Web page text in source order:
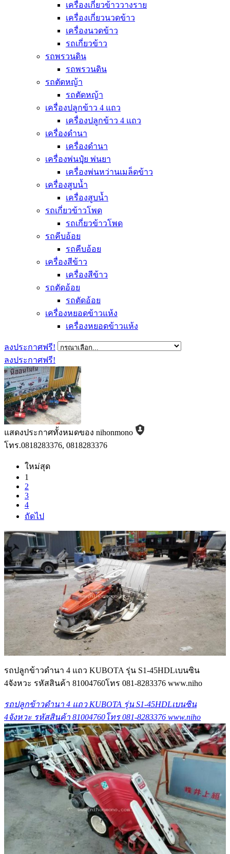
เครื่องเกี่ยวข้าววางราย
เครื่องเกี่ยวนวดข้าว
เครื่องนวดข้าว
รถเกี่ยวข้าว
รถพรวนดิน
รถพรวนดิน
รถตัดหญ้า
รถตัดหญ้า
เครื่องปลูกข้าว 4 แถว
เครื่องปลูกข้าว 4 แถว
เครื่องดำนา
เครื่องดำนา
เครื่องพ่นปุุ๋ย พ่นยา
เครื่องพ่นหว่านเมล็ดข้าว
เครื่องสูบน้ำ
เครื่องสูบน้ำ
รถเกี่ยวข้าวโพด
รถเกี่ยวข้าวโพด
รถคีบอ้อย
รถคีบอ้อย
เครื่องสีข้าว
เครื่องสีข้าว
รถตัดอ้อย
รถตัดอ้อย
เครื่องหยอดข้าวแห้ง
เครื่องหยอดข้าวแห้ง
ลงประกาศฟรี!
ลงประกาศฟรี!
แสดงประกาศทั้งหมดของ nihonmono
โทร.0818283376, 0818283376
ใหม่สุด
1
2
3
4
ถัดไป
รถปลูกข้าวดำนา 4 แถว KUBOTA รุ่น S1-45HDLเบนซิน
4จังหวะ รหัสสินค้า 81004760โทร 081-8283376 www.niho
รถปลูกข้าวดำนา 4 แถว KUBOTA รุ่น S1-45HDLเบนซิน
4จังหวะ รหัสสินค้า 81004760โทร 081-8283376 www.niho